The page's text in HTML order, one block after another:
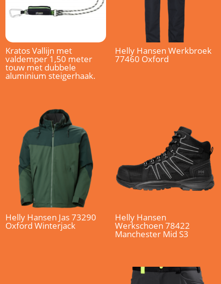
Kratos Vallijn met
valdemper 1,50 meter
touw met dubbele
aluminium steigerhaak.
Helly Hansen Werkbroek
77460 Oxford
Helly Hansen Jas 73290
Oxford Winterjack
Helly Hansen
Werkschoen 78422
Manchester Mid S3